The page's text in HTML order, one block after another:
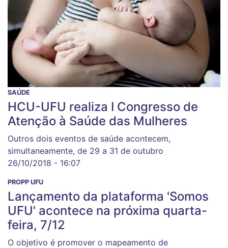
SAÚDE
HCU-UFU realiza I Congresso de
Atenção à Saúde das Mulheres
Outros dois eventos de saúde acontecem,
simultaneamente, de 29 a 31 de outubro
26/10/2018 - 16:07
PROPP UFU
Lançamento da plataforma 'Somos
UFU' acontece na próxima quarta-
feira, 7/12
O objetivo é promover o mapeamento de